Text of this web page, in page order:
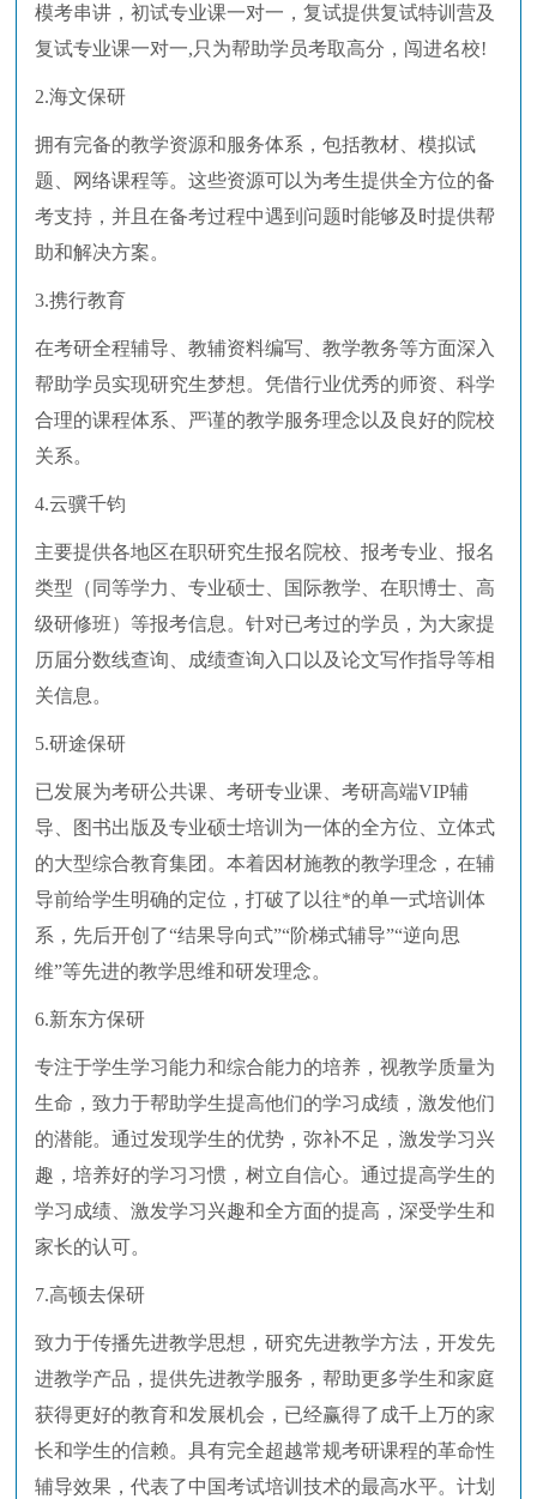
模考串讲，初试专业课一对一，复试提供复试特训营及
复试专业课一对一,只为帮助学员考取高分，闯进名校!
2.海文保研
拥有完备的教学资源和服务体系，包括教材、模拟试
题、网络课程等。这些资源可以为考生提供全方位的备
考支持，并且在备考过程中遇到问题时能够及时提供帮
助和解决方案。
3.携行教育
在考研全程辅导、教辅资料编写、教学教务等方面深入
帮助学员实现研究生梦想。凭借行业优秀的师资、科学
合理的课程体系、严谨的教学服务理念以及良好的院校
关系。
4.云骥千钧
主要提供各地区在职研究生报名院校、报考专业、报名
类型（同等学力、专业硕士、国际教学、在职博士、高
级研修班）等报考信息。针对已考过的学员，为大家提
历届分数线查询、成绩查询入口以及论文写作指导等相
关信息。
5.研途保研
已发展为考研公共课、考研专业课、考研高端VIP辅
导、图书出版及专业硕士培训为一体的全方位、立体式
的大型综合教育集团。本着因材施教的教学理念，在辅
导前给学生明确的定位，打破了以往*的单一式培训体
系，先后开创了“结果导向式”“阶梯式辅导”“逆向思
维”等先进的教学思维和研发理念。
6.新东方保研
专注于学生学习能力和综合能力的培养，视教学质量为
生命，致力于帮助学生提高他们的学习成绩，激发他们
的潜能。通过发现学生的优势，弥补不足，激发学习兴
趣，培养好的学习习惯，树立自信心。通过提高学生的
学习成绩、激发学习兴趣和全方面的提高，深受学生和
家长的认可。
7.高顿去保研
致力于传播先进教学思想，研究先进教学方法，开发先
进教学产品，提供先进教学服务，帮助更多学生和家庭
获得更好的教育和发展机会，已经赢得了成千上万的家
长和学生的信赖。具有完全超越常规考研课程的革命性
辅导效果，代表了中国考试培训技术的最高水平。计划